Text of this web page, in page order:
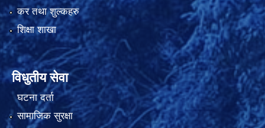
कर तथा शुल्कहरु
शिक्षा शाखा
विधुतीय सेवा
घटना दर्ता
सामाजिक सुरक्षा